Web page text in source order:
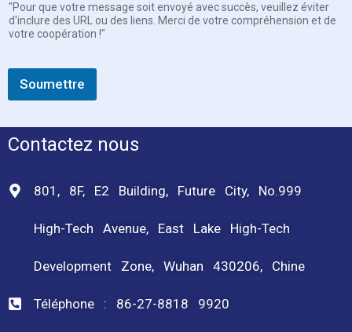
e
T
é
é
n
e
T
l
é
"Pour que votre message soit envoyé avec succès, veuillez éviter
d'inclure des URL ou des liens. Merci de votre compréhension et de
votre coopération !"
Soumettre
Contactez nous
801, 8F, E2 Building, Future City, No.999
High-Tech Avenue, East Lake High-Tech
Development Zone, Wuhan 430206, Chine
Téléphone : 86-27-8818 9920